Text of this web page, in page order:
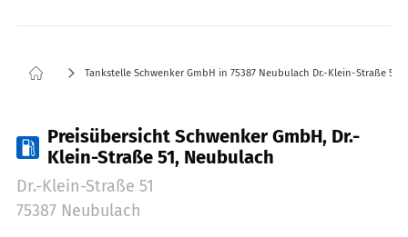
Tankstelle Schwenker GmbH in 75387 Neubulach Dr.-Klein-Straße 51
Preisübersicht Schwenker GmbH, Dr.-
Klein-Straße 51, Neubulach
Dr.-Klein-Straße 51
75387 Neubulach